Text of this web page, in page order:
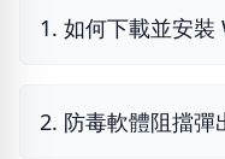
1. 如何下載並安裝
2. 防毒軟體阻擋彈